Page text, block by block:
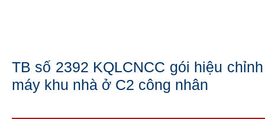
TB số 2392 KQLCNCC gói hiệu
máy khu nhà ở C2 công nhân